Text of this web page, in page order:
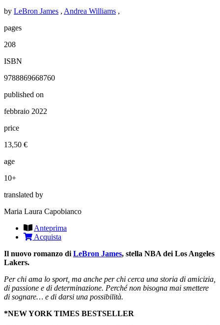
by LeBron James , Andrea Williams ,
pages
208
ISBN
9788869668760
published on
febbraio 2022
price
13,50 €
age
10+
translated by
Maria Laura Capobianco
Anteprima
Acquista
Il nuovo romanzo di LeBron James, stella NBA dei Los Angeles
Lakers.
Per chi ama lo sport, ma anche per chi cerca una storia di amicizia,
di passione e di determinazione. Perché non bisogna mai smettere
di sognare… e di darsi una possibilità.
*NEW YORK TIMES BESTSELLER